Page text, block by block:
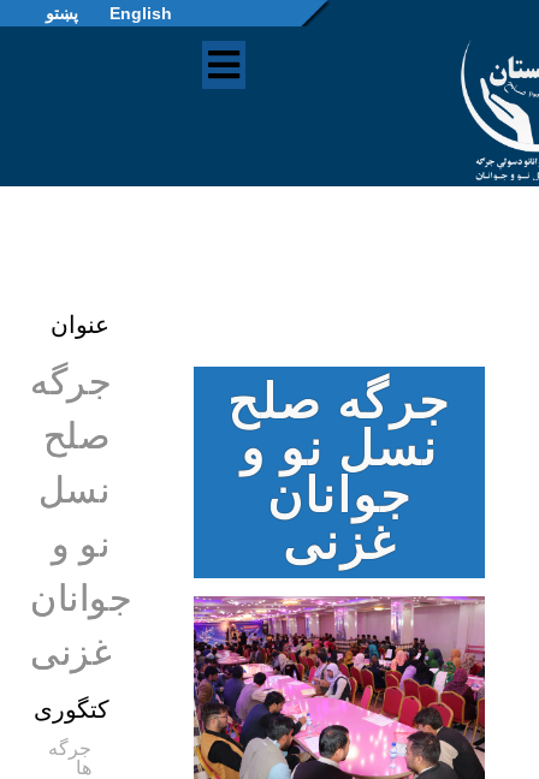
پښتو English
عنوان
جرگه
صلح
نسل
نو و
جوانان
غزنی
کتگوری
جرگه
ها
جرگه صلح
نسل نو و
جوانان
غزنی